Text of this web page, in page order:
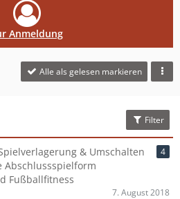
Anmeldung
Alle als gelesen markieren
Filter
& Umschalten
Abschlussspielform
Fußballfitness
4
7. August 2018